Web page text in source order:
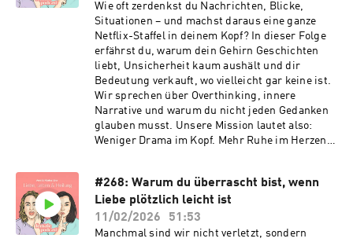
Wie oft zerdenkst du Nachrichten, Blicke,
Situationen – und machst daraus eine ganze
Netflix-Staffel in deinem Kopf? In dieser Folge
erfährst du, warum dein Gehirn Geschichten
liebt, Unsicherheit kaum aushält und dir
Bedeutung verkauft, wo vielleicht gar keine ist.
Wir sprechen über Overthinking, innere
Narrative und warum du nicht jeden Gedanken
glauben musst. Unsere Mission lautet also:
Weniger Drama im Kopf. Mehr Ruhe im Herzen.
#268: Warum du überrascht bist, wenn
Liebe plötzlich leicht ist
11/02/2026
51:53
Manchmal sind wir nicht verletzt, sondern